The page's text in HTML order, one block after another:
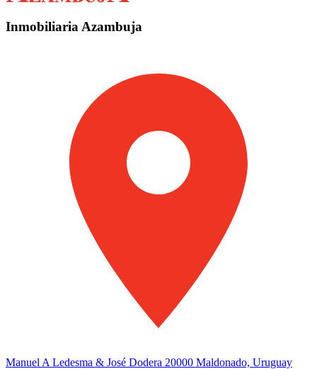
Inmobiliaria Azambuja
Manuel A Ledesma & José Dodera 20000 Maldonado, Uruguay